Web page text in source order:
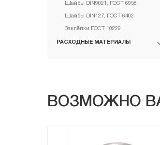
Шайбы DIN9021, ГОСТ 6958
Шайбы DIN127, ГОСТ 6402
Заклёпки ГОСТ 10229
РАСХОДНЫЕ МАТЕРИАЛЫ
ВОЗМОЖНО